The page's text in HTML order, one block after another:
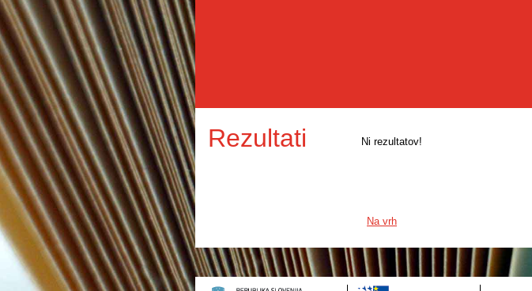
Rezultati Ni rezultatov!
Na vrh